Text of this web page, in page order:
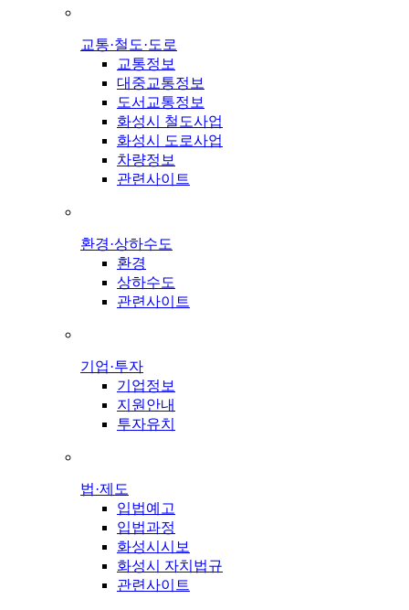
교통·철도·도로
교통정보
대중교통정보
도서교통정보
화성시 철도사업
화성시 도로사업
차량정보
관련사이트
환경·상하수도
환경
상하수도
관련사이트
기업·투자
기업정보
지원안내
투자유치
법·제도
입법예고
입법과정
화성시시보
화성시 자치법규
관련사이트